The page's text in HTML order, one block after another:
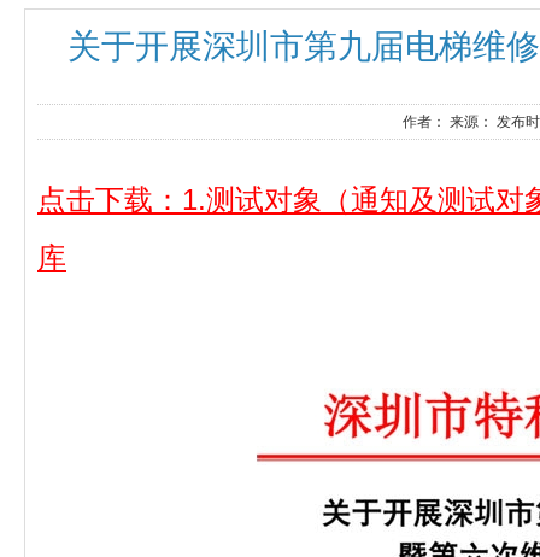
关于开展深圳市第九届电梯维
作者： 来源： 发布
点击下载：1.测试对象（通知及测试
库